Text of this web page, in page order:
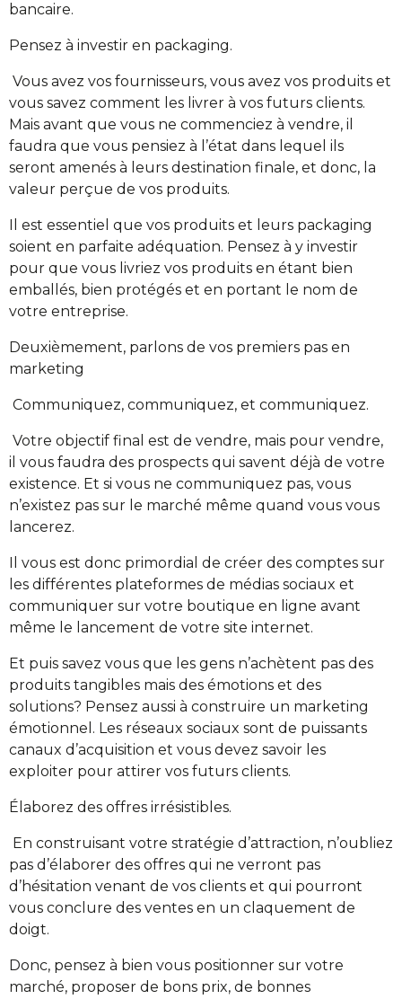
bancaire.
Pensez à investir en packaging.
Vous avez vos fournisseurs, vous avez vos produits et
vous savez comment les livrer à vos futurs clients.
Mais avant que vous ne commenciez à vendre, il
faudra que vous pensiez à l’état dans lequel ils
seront amenés à leurs destination finale, et donc, la
valeur perçue de vos produits.
Il est essentiel que vos produits et leurs packaging
soient en parfaite adéquation. Pensez à y investir
pour que vous livriez vos produits en étant bien
emballés, bien protégés et en portant le nom de
votre entreprise.
Deuxièmement, parlons de vos premiers pas en
marketing
Communiquez, communiquez, et communiquez.
Votre objectif final est de vendre, mais pour vendre,
il vous faudra des prospects qui savent déjà de votre
existence. Et si vous ne communiquez pas, vous
n’existez pas sur le marché même quand vous vous
lancerez.
Il vous est donc primordial de créer des comptes sur
les différentes plateformes de médias sociaux et
communiquer sur votre boutique en ligne avant
même le lancement de votre site internet.
Et puis savez vous que les gens n’achètent pas des
produits tangibles mais des émotions et des
solutions? Pensez aussi à construire un marketing
émotionnel. Les réseaux sociaux sont de puissants
canaux d’acquisition et vous devez savoir les
exploiter pour attirer vos futurs clients.
Élaborez des offres irrésistibles.
En construisant votre stratégie d’attraction, n’oubliez
pas d’élaborer des offres qui ne verront pas
d’hésitation venant de vos clients et qui pourront
vous conclure des ventes en un claquement de
doigt.
Donc, pensez à bien vous positionner sur votre
marché, proposer de bons prix, de bonnes